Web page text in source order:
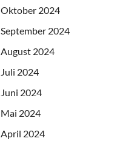
Oktober 2024
September 2024
August 2024
Juli 2024
Juni 2024
Mai 2024
April 2024